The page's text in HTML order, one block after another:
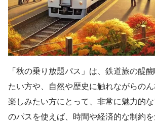
「秋の乗り放題パス」は、鉄道旅の醍
たい方や、自然や歴史に触れながらの
楽しみたい方にとって、非常に魅力的
のパスを使えば、時間や経済的な制約